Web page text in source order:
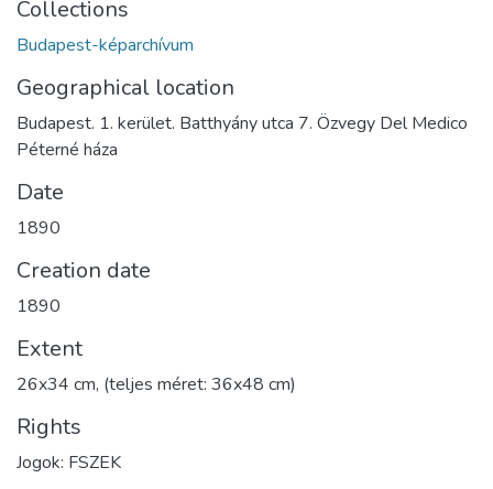
Collections
Budapest-képarchívum
Geographical location
Budapest. 1. kerület. Batthyány utca 7. Özvegy Del Medico
Péterné háza
Date
1890
Creation date
1890
Extent
26x34 cm, (teljes méret: 36x48 cm)
Rights
Jogok: FSZEK